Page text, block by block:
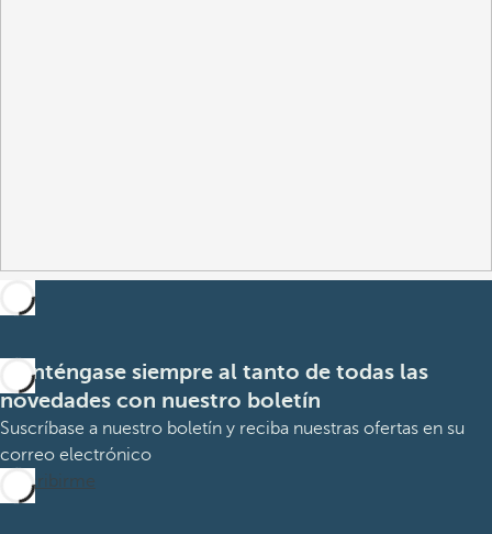
Manténgase siempre al tanto de todas las
novedades con nuestro boletín
Suscríbase a nuestro boletín y reciba nuestras ofertas en su
correo electrónico
Suscribirme